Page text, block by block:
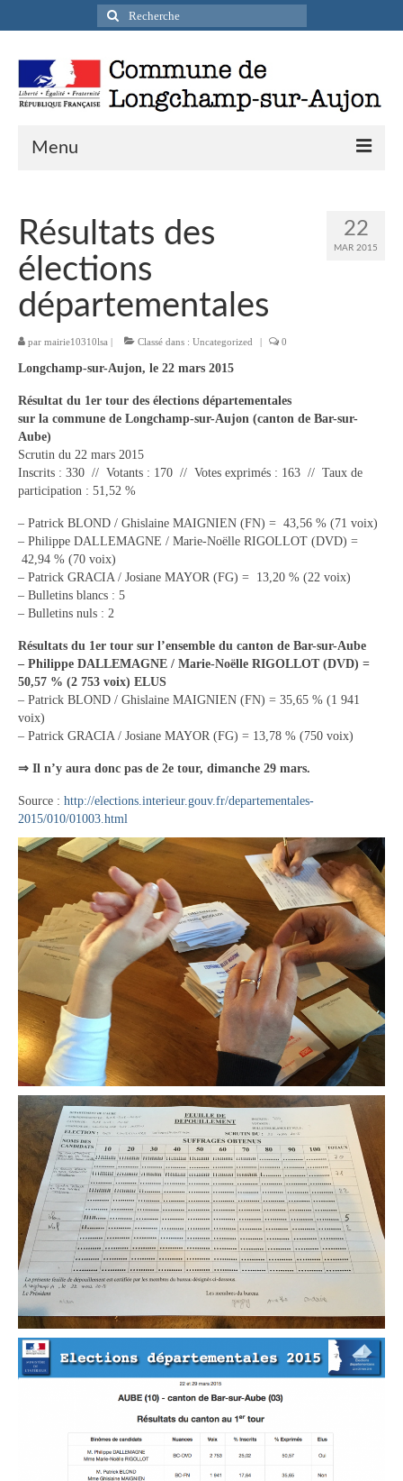
Rechercher
:
Menu
Infos pratiques
Présentation de la commune
Accueil en mairie
Longchamp-sur-Aujon en cartes postales
Tourisme
Hébergement
Services publics
Formalités administratives
Santé
Qualité de l’eau
Téléphonie mobile / Internet
Collecte des déchets
Vie municipale
Le Conseil municipal de Longchamp-sur-
Aujon
Les réunions du Conseil municipal
La Communauté de communes
Les réunions du Conseil communautaire
(CCRB)
Budget communal & fiscalité
Vie scolaire
Scolarité
Vie associative
Les associations
Contact
Contacter votre mairie
Informations légales
22
MAR 2015
Résultats des
élections
départementales
par mairie10310lsa Classé dans : Uncategorized 0
Longchamp-sur-Aujon, le 22 mars 2015
Résultat du 1er tour des élections départementales
sur la commune de Longchamp-sur-Aujon (canton de Bar-sur-
Aube)
Scrutin du 22 mars 2015
Inscrits : 330 // Votants : 170 // Votes exprimés : 163 // Taux de
participation : 51,52 %
– Patrick BLOND / Ghislaine MAIGNIEN (FN) = 43,56 % (71 voix)
– Philippe DALLEMAGNE / Marie-Noëlle RIGOLLOT (DVD) =
42,94 % (70 voix)
– Patrick GRACIA / Josiane MAYOR (FG) = 13,20 % (22 voix)
– Bulletins blancs : 5
– Bulletins nuls : 2
Résultats du 1er tour sur l’ensemble du canton de Bar-sur-Aube
– Philippe DALLEMAGNE / Marie-Noëlle RIGOLLOT (DVD) =
50,57 % (2 753 voix) ELUS
– Patrick BLOND / Ghislaine MAIGNIEN (FN) = 35,65 % (1 941
voix)
– Patrick GRACIA / Josiane MAYOR (FG) = 13,78 % (750 voix)
⇒ Il n’y aura donc pas de 2e tour, dimanche 29 mars.
Source : http://elections.interieur.gouv.fr/departementales-
2015/010/01003.html